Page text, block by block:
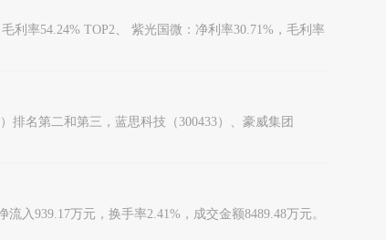
利率54.24% TOP2、 紫光国微：净利率30.71%，毛利率
排名第二和第三，蓝思科技（300433）、豪威集团
入939.17万元，换手率2.41%，成交金额8489.48万元。